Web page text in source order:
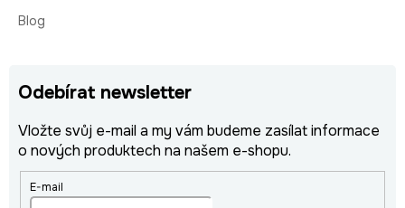
Blog
Odebírat newsletter
Vložte svůj e-mail a my vám budeme zasílat informace
o nových produktech na našem e-shopu.
E-mail